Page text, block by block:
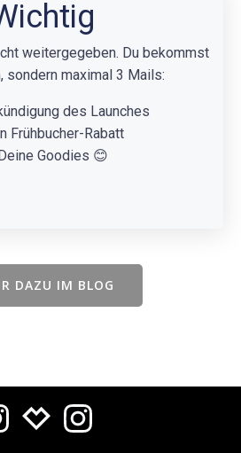
weitergegeben. Du bekommst
sondern maximal 3 Mails:
des Launches
Frühbucher-Rabatt
Goodies 😊
DAZU IM BLOG